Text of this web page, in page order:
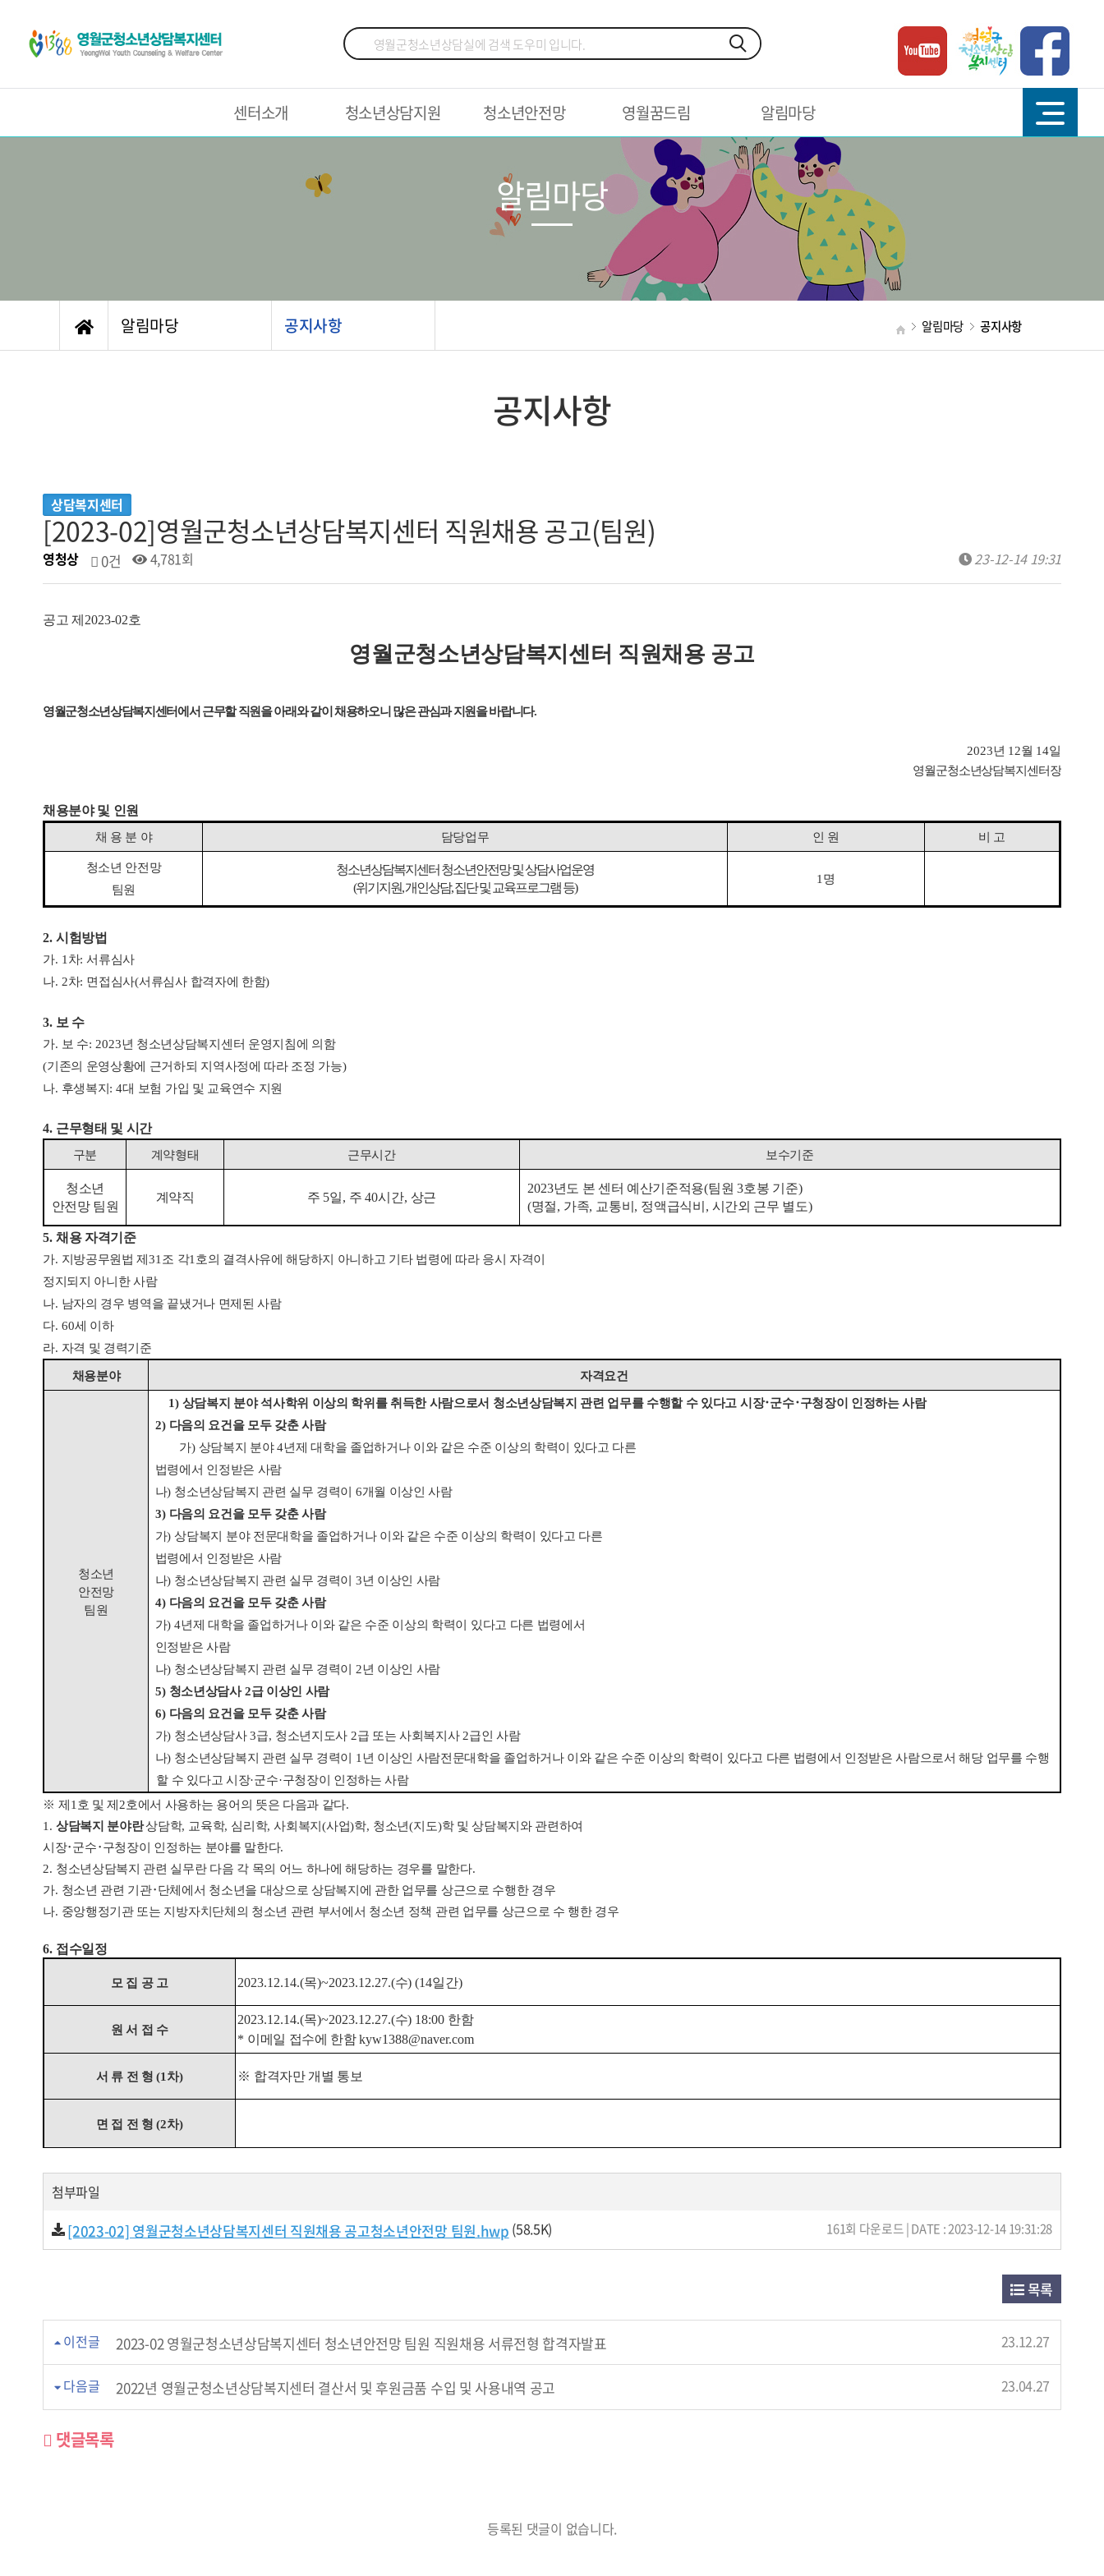
센터소개 청소년상담지원 청소년안전망 영월꿈드림 알림마당
알림마당 공지사항 알림마당 공지사항
알림마당
공지사항
상담복지센터
[2023-02]영월군청소년상담복지센터 직원채용 공고(팀원)
영청상 0건 4,781회 23-12-14 19:31
공고 제 2023-02호
영월군청소년상담복지센터 직원채용 공고
영월군청소년상담복지센터에서 근무할 직원을 아래와 같이 채용하오니 많은 관심과 지원을 바랍니다.
2023년 12월 14일
영월군청소년상담복지센터장
채용분야 및 인원
채 용 분 야 담당업무 인 원 비 고
청소년 안전망
팀원
청소년상담복지센터 청소년안전망 및 상담사업운영
(위기지원,개인상담,집단 및 교육프로그램 등)
1 명
2. 시험방법
가. 1 차:서류심사
나. 2차: 면접심사(서류심사 합격자에 한함)
3. 보 수
가. 보 수: 2023년 청소년상담복지센터 운영지침에 의함
(기존의 운영상황에 근거하되 지역사정에 따라 조정 가능)
나. 후생복지 : 4대 보험 가입 및 교육연수 지원
4. 근무형태 및 시간
구분 계약형태 근무시간 보수기준
청소년
안전망 팀원
계약직 주 5일, 주40시간, 상근
2023년도 본 센터 예산기준적용(팀원3호봉 기준)
(명절, 가족, 교통비 , 정액급식비 , 시간외 근무 별도)
5. 채용 자격기준
가. 지방공무원법 제31 조 각1 호의 결격사유에 해당하지 아니하고 기타 법령에 따라 응시 자격이
정지되지 아니한 사람
나. 남자의 경우 병역을 끝냈거나 면제된 사람
다. 60세 이하
라. 자격 및 경력기준
채용분야 자격요건
청소년
안전망
팀원
1) 상담복지 분야 석사학위 이상의 학위를 취득한 사람으로서 청소년상담복지 관련 업무를 수행할 수 있다고 시장･군수･구청장이 인정하는 사람
2) 다음의 요건을 모두 갖춘 사람
가) 상담복지 분야4년제 대학을 졸업하거나 이와 같은 수준 이상의 학력이 있다고 다른
법령에서 인정받은 사람
나) 청소년상담복지 관련 실무 경력이 6개월 이상인 사람
3) 다음의 요건을 모두 갖춘 사람
가)상담복지 분야 전문대학을 졸업하거나 이와 같은 수준 이상의 학력이 있다고 다른
법령에서 인정받은 사람
나) 청소년상담복지 관련 실무 경력이 3년 이상인 사람
4) 다음의 요건을 모두 갖춘 사람
가) 4년제 대학을 졸업하거나 이와 같은 수준 이상의 학력이 있다고 다른 법령에서
인정받은 사람
나) 청소년상담복지 관련 실무 경력이 2년 이상인 사람
5) 청소년상담사2급 이상인 사람
6) 다음의 요건을 모두 갖춘 사람
가) 청소년상담사3급, 청소년지도사 2급 또는 사회복지사 2급인 사람
나) 청소년상담복지 관련 실무 경력이 1 년 이상인 사람전문대학을 졸업하거나 이와 같은 수준 이상의 학력이 있다고 다른 법령에서 인정받은 사람으로서 해당 업무를 수행
할 수 있다고 시장·군수·구청장이 인정하는 사람
※ 제 1 호 및 제 2호에서 사용하는 용어의 뜻은 다음과 같다.
1. 상담복지 분야란상담학, 교육학, 심리학,사회복지(사업)학, 청소년(지도)학 및 상담복지와 관련하여
시장･군수･구청장이 인정하는 분야를 말한다.
2. 청소년상담복지 관련 실무란 다음 각 목의 어느 하나에 해당하는 경우를 말한다.
가. 청소년 관련 기관･단체에서 청소년을 대상으로 상담복지에 관한 업무를 상근으로 수행한 경우
나. 중앙행정기관 또는 지방자치단체의 청소년 관련 부서에서 청소년 정책 관련 업무를 상근으로 수 행한 경우
6. 접수일정
모 집 공 고 2023.12.14.(목)~2023.12.27.(수) (14일간)
원 서 접 수
2023.12.14.(목)~2023.12.27.(수) 18:00 한함
* 이메일 접수에 한함kyw1388@naver.com
서 류 전 형(1 차) ※ 합격자만 개별 통보
면 접 전 형(2차)
첨부파일
[2023-02] 영월군청소년상담복지센터 직원채용 공고청소년안전망 팀원.hwp (58.5K) 161회 다운로드 | DATE : 2023-12-14 19:31:28
목록
이전글 2023-02 영월군청소년상담복지센터 청소년안전망 팀원 직원채용 서류전형 합격자발표 23.12.27
다음글 2022년 영월군청소년상담복지센터 결산서 및 후원금품 수입 및 사용내역 공고 23.04.27
댓글목록
등록된 댓글이 없습니다.